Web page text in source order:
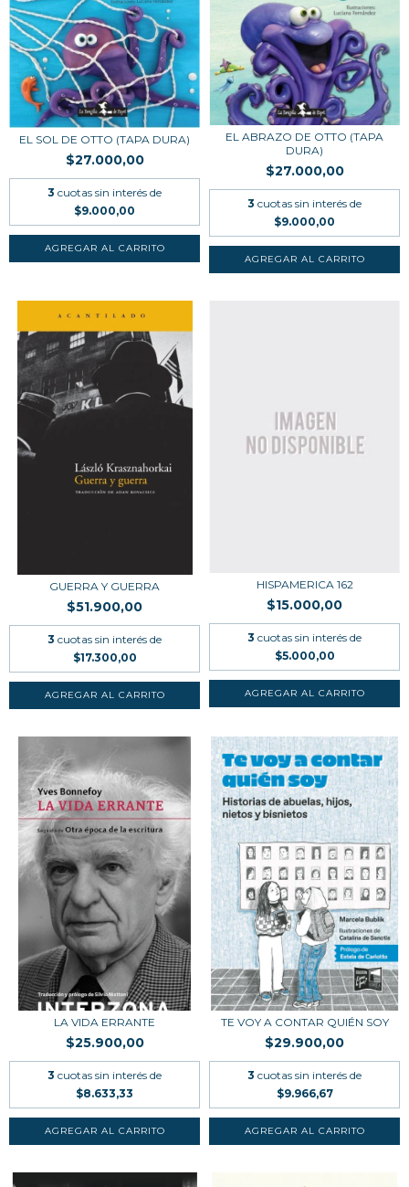
EL SOL DE OTTO (TAPA DURA)
$27.000,00
3 cuotas sin interés de
$9.000,00
EL ABRAZO DE OTTO (TAPA
DURA)
$27.000,00
3 cuotas sin interés de
$9.000,00
GUERRA Y GUERRA
$51.900,00
3 cuotas sin interés de
$17.300,00
HISPAMERICA 162
$15.000,00
3 cuotas sin interés de
$5.000,00
LA VIDA ERRANTE
$25.900,00
3 cuotas sin interés de
$8.633,33
TE VOY A CONTAR QUIÉN SOY
$29.900,00
3 cuotas sin interés de
$9.966,67